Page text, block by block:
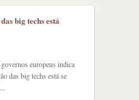
big techs está
europeus indica
das big techs está se